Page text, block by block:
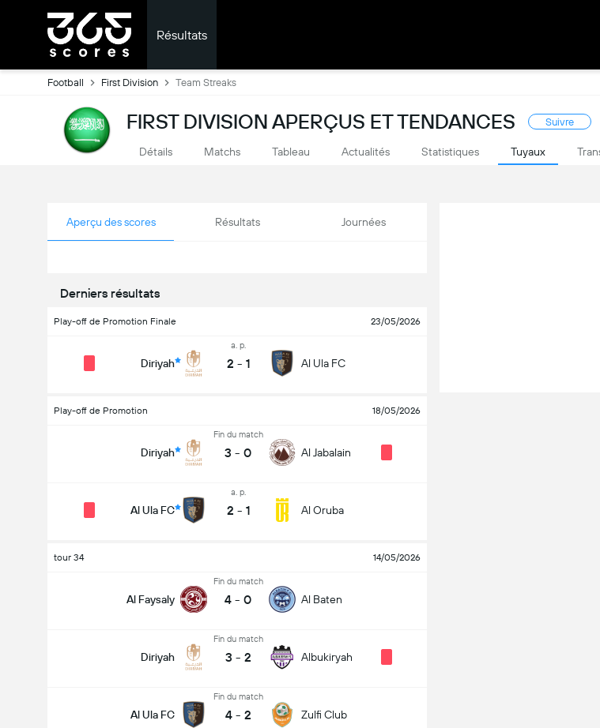
Résultats
Football First Division Team Streaks
FIRST DIVISION APERÇUS ET TENDANCES Suivre
Détails Matchs Tableau Actualités Statistiques Tuyaux
Aperçu des scores Résultats Journées
Derniers résultats
Play-off de Promotion Finale 23/05/2026
Diriyah
a. p.
2 - 1 Al Ula FC
Play-off de Promotion 18/05/2026
Diriyah
Fin du match
3 - 0 Al Jabalain
Al Ula FC
a. p.
2 - 1 Al Oruba
tour 34 14/05/2026
Al Faysaly
Fin du match
4 - 0 Al Baten
Diriyah
Fin du match
3 - 2 Albukiryah
Al Ula FC
Fin du match
4 - 2 Zulfi Club